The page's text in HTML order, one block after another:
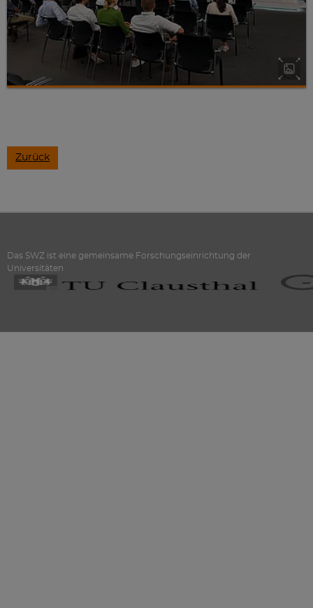
Zurück
Das SWZ ist eine gemeinsame Forschungseinrichtung der
Universitäten